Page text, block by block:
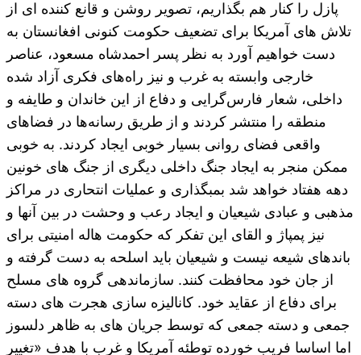
پازل را کنار هم بگذاریم، تصویر روشن و قانع کننده ای از
تلاش های آمریکا برای تضعیف حکومت کنونی افغانستان به
دست خواهیم آورد به نظر پسر احمدشاه مسعود، عناصر
خارجی وابسته به غرب و نیز راه‌های فکری آزاد شده
داخلی، شعار فارس‌گرایی و دفاع از این خاندان و طایفه و
منطقه را منتشر کردند و از طریق رسانه‌ها در فضاهای
واقعی فضای روانی بسیار خوبی ایجاد کردند. به خوبی
ممکن منجر به ایجاد جنگ داخلی دیگری از جنگ های خونین
دهه هفتاد خواهد شد بمبگذاری و عملیات انتحاری در مراکز
مذهبی و عبادی شیعیان و ایجاد رعب و وحشت در بین آنها و
نیز پمپاژ و القای این تفکر که حکومت هاله امنیتی برای
باندهای شیعه نیست و شیعیان باید اسلحه به دست گرفته و
از جان خود محافظت کنند. سازماندهی گروه های مسلح
برای دفاع از عقاید خود. کانالیزه سازی هجرت های دسته
جمعی و دسته جمعی که توسط جریان های به ظاهر دلسوز
اما اساسا فریب خورده توطئه آمریکا و غرب با هدف «تغییر